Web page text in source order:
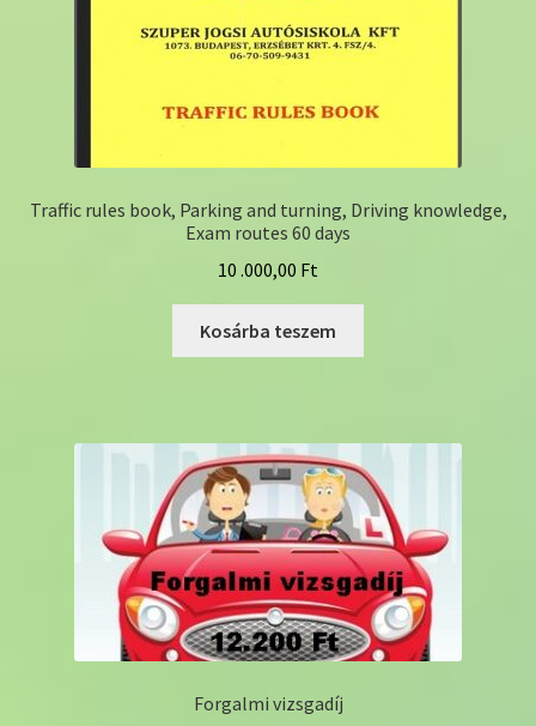
Traffic rules book, Parking and turning, Driving knowledge,
Exam routes 60 days
10 .000,00 Ft
Kosárba teszem
Forgalmi vizsgadíj